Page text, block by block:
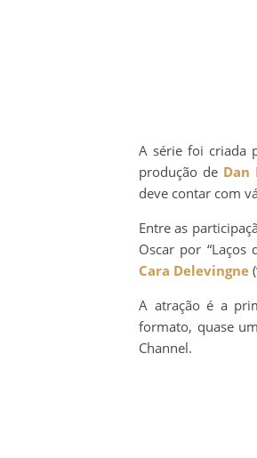
A série foi criada
produção de Dan
deve contar com
Entre as
Oscar por “Laços
Cara Delevingne
A atração é a
formato, quase
Channel.